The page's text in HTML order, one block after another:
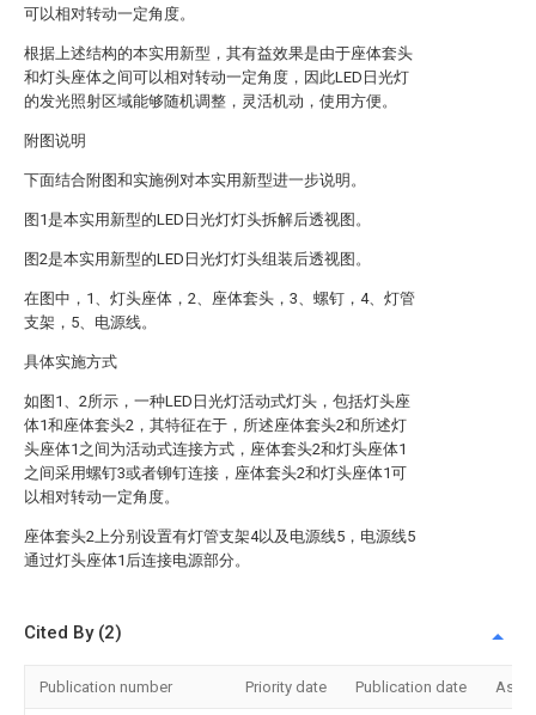
可以相对转动一定角度。
根据上述结构的本实用新型，其有益效果是由于座体套头
和灯头座体之间可以相对转动一定角度，因此LED日光灯
的发光照射区域能够随机调整，灵活机动，使用方便。
附图说明
下面结合附图和实施例对本实用新型进一步说明。
图1是本实用新型的LED日光灯灯头拆解后透视图。
图2是本实用新型的LED日光灯灯头组装后透视图。
在图中，1、灯头座体，2、座体套头，3、螺钉，4、灯管
支架，5、电源线。
具体实施方式
如图1、2所示，一种LED日光灯活动式灯头，包括灯头座
体1和座体套头2，其特征在于，所述座体套头2和所述灯
头座体1之间为活动式连接方式，座体套头2和灯头座体1
之间采用螺钉3或者铆钉连接，座体套头2和灯头座体1可
以相对转动一定角度。
座体套头2上分别设置有灯管支架4以及电源线5，电源线5
通过灯头座体1后连接电源部分。
Cited By (2)
Publication number Priority date Publication date